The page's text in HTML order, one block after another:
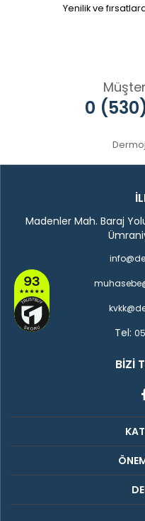
Yenilik ve
0
Madenler Mah. Baraj
Tel:
BIZI